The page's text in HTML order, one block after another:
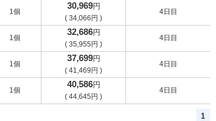
1個
1個
1個
1個
30,969円
( 34,066 円 )
4日目
32,686円
( 35,955 円 )
4日目
37,699円
( 41,469 円 )
4日目
40,586円
( 44,645 円 )
4日目
1